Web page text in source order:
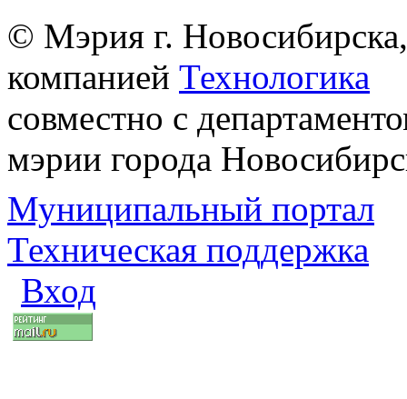
© Мэрия г.
компанией Технологика
совместно с
мэрии города
Муниципальный портал
Техническая поддержка
Вход